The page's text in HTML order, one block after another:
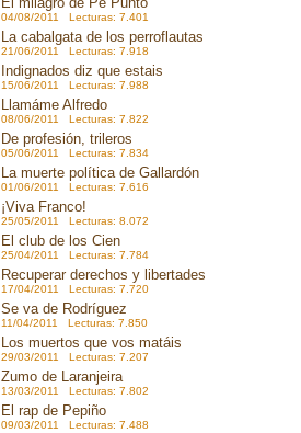
04/08/2011 Lecturas: 7.401
La cabalgata de los perroflautas
21/06/2011 Lecturas: 7.918
Indignados diz que estais
15/06/2011 Lecturas: 7.988
Llamáme Alfredo
08/06/2011 Lecturas: 7.822
De profesión, trileros
05/06/2011 Lecturas: 7.834
La muerte política de Gallardón
01/06/2011 Lecturas: 7.616
¡Viva Franco!
25/05/2011 Lecturas: 8.072
El club de los Cien
25/04/2011 Lecturas: 7.784
Recuperar derechos y libertades
17/04/2011 Lecturas: 7.720
Se va de Rodríguez
11/04/2011 Lecturas: 7.850
Los muertos que vos matáis
29/03/2011 Lecturas: 7.207
Zumo de Laranjeira
13/03/2011 Lecturas: 7.802
El rap de Pepiño
09/03/2011 Lecturas: 7.488